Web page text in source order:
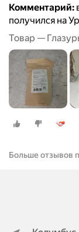
Комментарий:
получился на
Товар —
Больше отзывов